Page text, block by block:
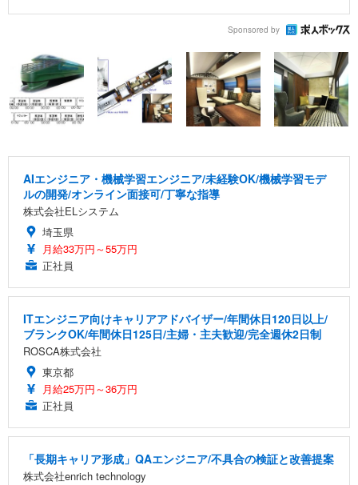
Sponsored by
AIエンジニア・機械学習エンジニア/未経験OK/機械学習モデ
ルの開発/オンライン面接可/丁寧な指導
株式会社ELシステム
埼玉県
月給33万円～55万円
正社員
ITエンジニア向けキャリアアドバイザー/年間休日120日以上/
ブランクOK/年間休日125日/主婦・主夫歓迎/完全週休2日制
ROSCA株式会社
東京都
月給25万円～36万円
正社員
「長期キャリア形成」QAエンジニア/不具合の検証と改善提案
株式会社enrich technology